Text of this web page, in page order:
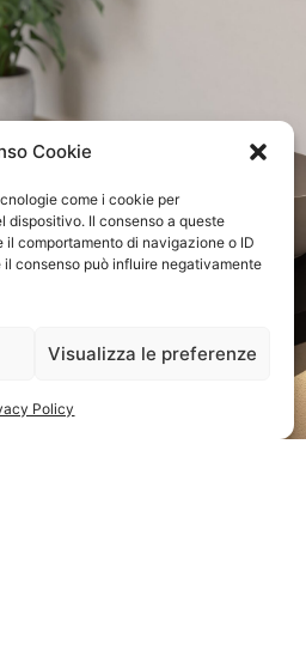
Cookie
come i cookie per
dispositivo. Il consenso a queste
comportamento di navigazione o ID
consenso può influire negativamente
Visualizza le preferenze
Policy